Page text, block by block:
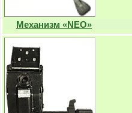
Механизм «NEO»